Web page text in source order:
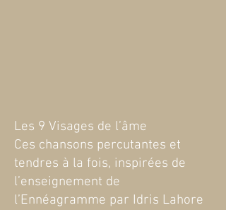
Les 9 Visages de l’âme
Ces chansons percutantes et
tendres à la fois, inspirées de
l’enseignement de
l’Ennéagramme par Idris Lahore